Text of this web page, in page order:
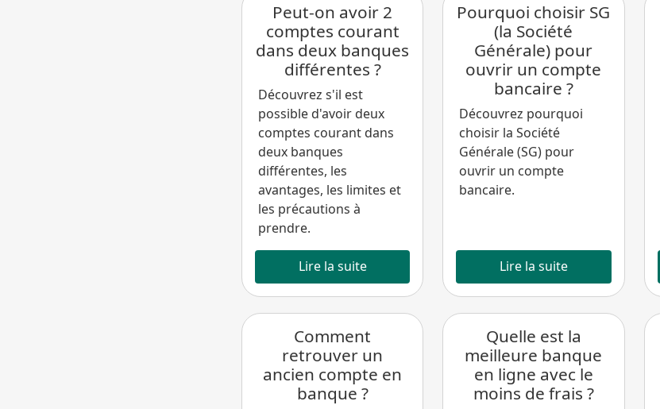
Peut-on avoir 2
comptes courant
dans deux banques
différentes ?
Découvrez s'il est
possible d'avoir deux
comptes courant dans
deux banques
différentes, les
avantages, les limites et
les précautions à
prendre.
Lire la suite
Pourquoi choisir SG
(la Société
Générale) pour
ouvrir un compte
bancaire ?
Découvrez pourquoi
choisir la Société
Générale (SG) pour
ouvrir un compte
bancaire.
Lire la suite
Comment
retrouver un
ancien compte en
banque ?
Quelle est la
meilleure banque
en ligne avec le
moins de frais ?